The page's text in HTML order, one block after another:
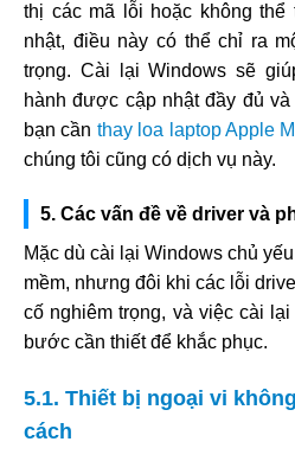
thị các mã lỗi hoặc không thể
nhật, điều này có thể chỉ ra
trọng. Cài lại Windows sẽ
hành được cập nhật đầy đủ
bạn cần thay loa laptop Apple
chúng tôi cũng có dịch vụ này.
5. Các vấn đề về driver và
Mặc dù cài lại Windows chủ
mềm, nhưng đôi khi các lỗi
cố nghiêm trọng, và việc cài
bước cần thiết để khắc phục.
5.1. Thiết bị ngoại vi
cách